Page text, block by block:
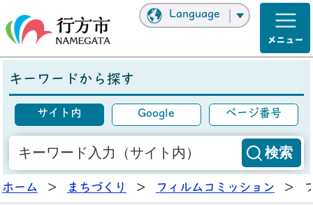
Language
キーワードから探す
サイト内 Google ページ番号
ホーム > まちづくり > フィルムコミッション >